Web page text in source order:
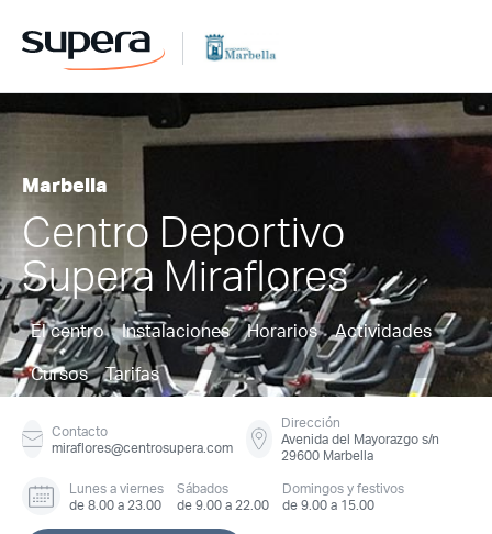
Marbella
Centro Deportivo
Supera Miraflores
El centro Instalaciones Horarios
Actividades
Cursos
Tarifas
Contacto
miraflores@centrosupera.com
Dirección
Avenida del Mayorazgo s/n
29600 Marbella
Lunes a viernes
de 8.00 a 23.00
Sábados
de 9.00 a 22.00
Domingos y festivos
de 9.00 a 15.00